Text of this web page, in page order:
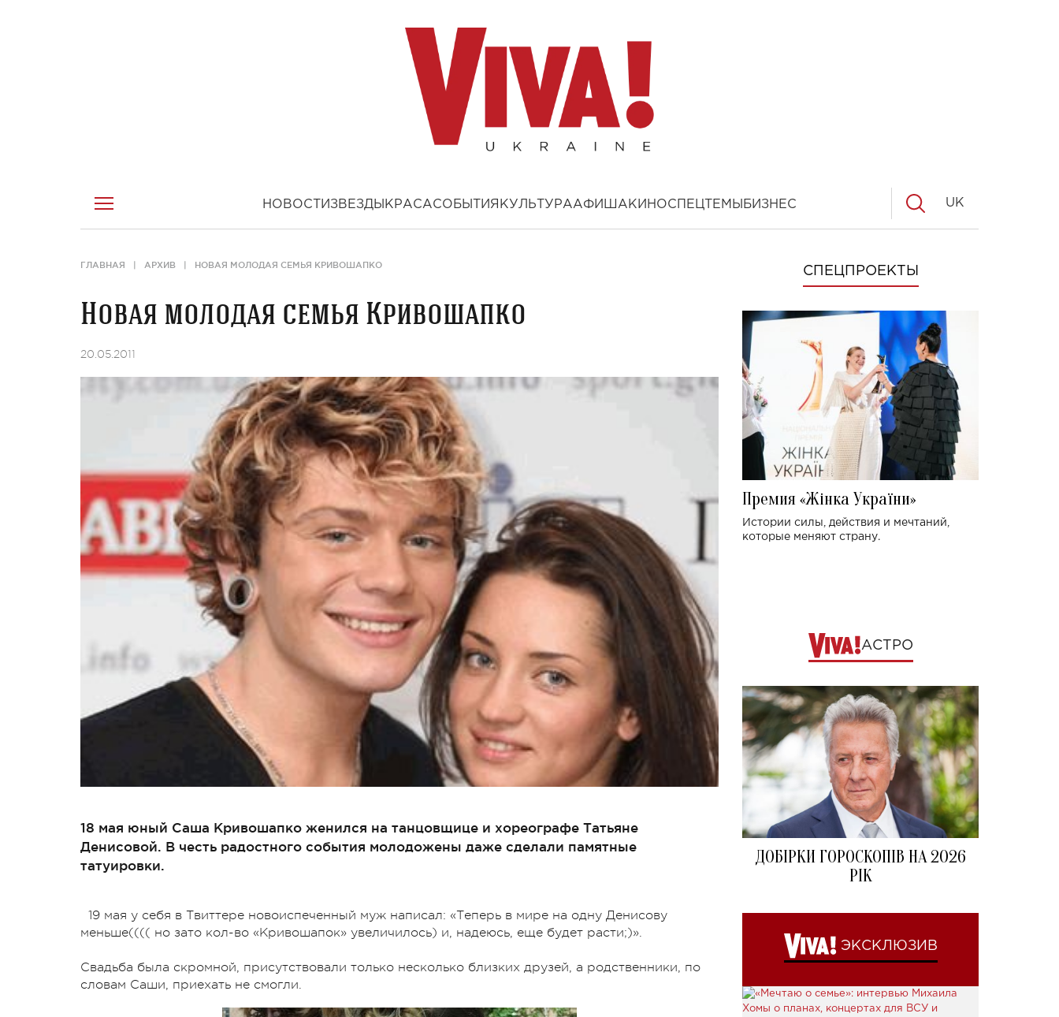
НОВОСТИ ЗВЕЗДЫ КРАСАСОБЫТИЯ КУЛЬТУРААФИША КИНОСПЕЦТЕМЫ БИЗНЕС UK
ГЛАВНАЯ АРХИВ НОВАЯ МОЛОДАЯ СЕМЬЯ КРИВОШАПКО
Новая молодая семья Кривошапко
20.05.2011
18 мая юный Саша Кривошапко женился на танцовщице и хореографе Татьяне
Денисовой. В честь радостного события молодожены даже сделали памятные
татуировки.
19 мая у себя в Твиттере новоиспеченный муж написал: «Теперь в мире на одну Денисову
меньше(((( но зато кол-во «Кривошапок» увеличилось) и, надеюсь, еще будет расти;)».
Свадьба была скромной, присутствовали только несколько близких друзей, а родственники, по
словам Саши, приехать не смогли.
СПЕЦПРОЕКТЫ
Премия «Жінка України»
Истории силы, действия и мечтаний,
которые меняют страну.
АСТРО
ДОБІРКИ ГОРОСКОПІВ НА 2026
РІК
ЭКСКЛЮЗИВ